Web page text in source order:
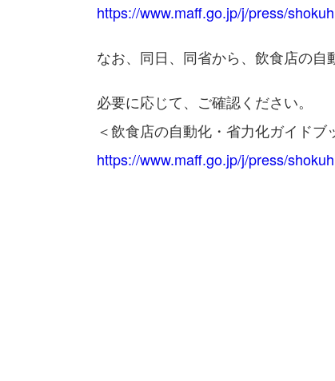
https://www.maff.go.jp/j/press/
なお、同日、同省から、飲食店の自
必要に応じて、ご確認ください。
＜飲食店の自動化・省力化ガイドブ
https://www.maff.go.jp/j/press/